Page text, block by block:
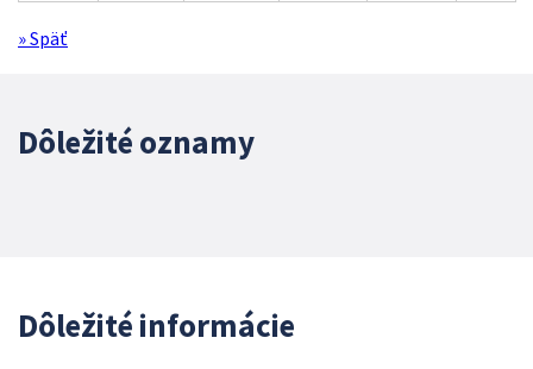
» Späť
Dôležité oznamy
Dôležité informácie